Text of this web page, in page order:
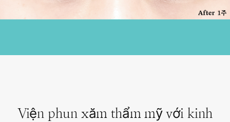
Viện phun xăm thẩm mỹ với kinh